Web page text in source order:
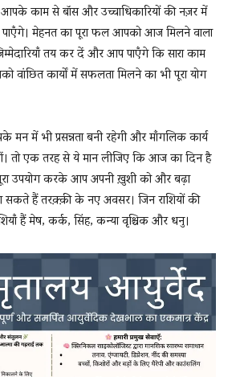
आपके काम से बॉस और उच्चाधिकारियों की नज़र में
मेहनत का पूरा फल आपको आज मिलने वाला
तय कर दें और आप पाएँगे कि सारा काम
वांछित कार्यों में सफलता मिलने का भी पूरा योग
में भी प्रसन्नता बनी रहेगी और माँगलिक कार्य
तो एक तरह से ये मान लीजिए कि आज का दिन है
उपयोग करके आप अपनी ख़ुशी को और बढ़ा
हैं तरक़्क़ी के नए अवसर। जिन राशियों की
हैं मेष, कर्क, सिंह, कन्या वृश्चिक और धनु।